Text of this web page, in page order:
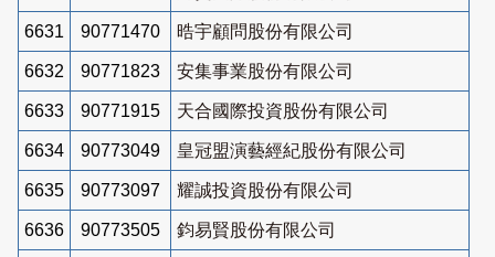
6631 90771470 晧宇顧問股份有限公司
6632 90771823 安集事業股份有限公司
6633 90771915 天合國際投資股份有限公司
6634 90773049 皇冠盟演藝經紀股份有限公司
6635 90773097 耀誠投資股份有限公司
6636 90773505 鈞易賢股份有限公司